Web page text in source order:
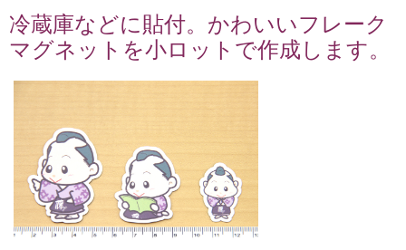
冷蔵庫などに貼付。かわいいフレーク
マグネットを小ロットで作成します。